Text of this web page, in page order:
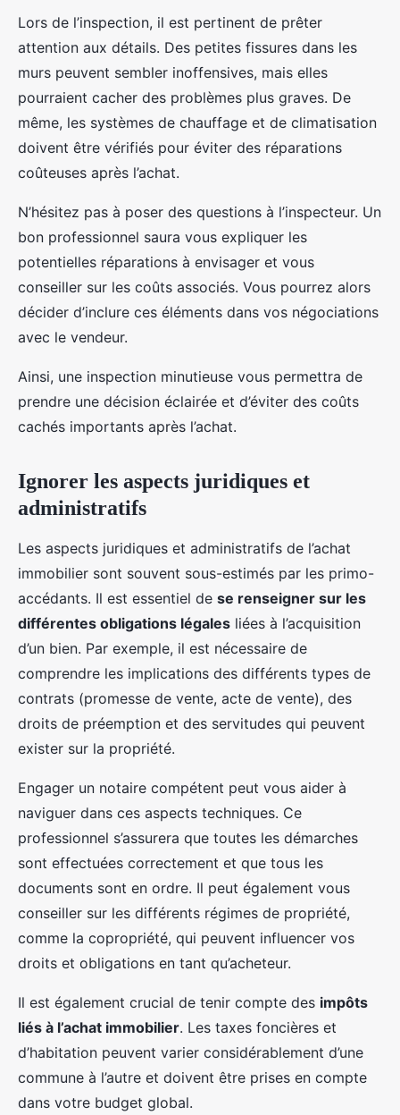
Lors de l’inspection, il est pertinent de prêter
attention aux détails. Des petites fissures dans les
murs peuvent sembler inoffensives, mais elles
pourraient cacher des problèmes plus graves. De
même, les systèmes de chauffage et de climatisation
doivent être vérifiés pour éviter des réparations
coûteuses après l’achat.
N’hésitez pas à poser des questions à l’inspecteur. Un
bon professionnel saura vous expliquer les
potentielles réparations à envisager et vous
conseiller sur les coûts associés. Vous pourrez alors
décider d’inclure ces éléments dans vos négociations
avec le vendeur.
Ainsi, une inspection minutieuse vous permettra de
prendre une décision éclairée et d’éviter des coûts
cachés importants après l’achat.
Ignorer les aspects juridiques et
administratifs
Les aspects juridiques et administratifs de l’achat
immobilier sont souvent sous-estimés par les primo-
accédants. Il est essentiel de se renseigner sur les
différentes obligations légales liées à l’acquisition
d’un bien. Par exemple, il est nécessaire de
comprendre les implications des différents types de
contrats (promesse de vente, acte de vente), des
droits de préemption et des servitudes qui peuvent
exister sur la propriété.
Engager un notaire compétent peut vous aider à
naviguer dans ces aspects techniques. Ce
professionnel s’assurera que toutes les démarches
sont effectuées correctement et que tous les
documents sont en ordre. Il peut également vous
conseiller sur les différents régimes de propriété,
comme la copropriété, qui peuvent influencer vos
droits et obligations en tant qu’acheteur.
Il est également crucial de tenir compte des impôts
liés à l’achat immobilier. Les taxes foncières et
d’habitation peuvent varier considérablement d’une
commune à l’autre et doivent être prises en compte
dans votre budget global.